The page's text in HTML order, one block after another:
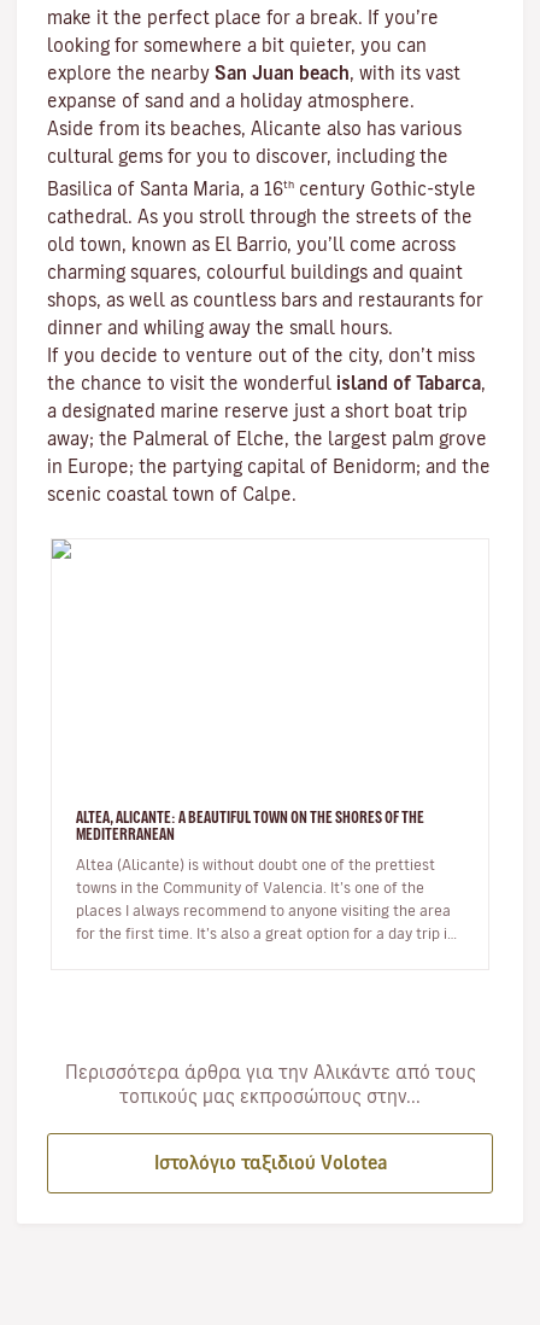
make it the perfect place for a break. If you’re
looking for somewhere a bit quieter, you can
explore the nearby San Juan beach, with its vast
expanse of sand and a holiday atmosphere.
Aside from its beaches, Alicante also has various
cultural gems for you to discover, including the
Basilica of Santa Maria, a 16th century Gothic-style
cathedral. As you stroll through the streets of the
old town, known as El Barrio, you’ll come across
charming squares, colourful buildings and quaint
shops, as well as countless bars and restaurants for
dinner and whiling away the small hours.
If you decide to venture out of the city, don’t miss
the chance to visit the wonderful island of Tabarca,
a designated marine reserve just a short boat trip
away; the Palmeral of Elche, the largest palm grove
in Europe; the partying capital of Benidorm; and the
scenic coastal town of Calpe.
ALTEA, ALICANTE: A BEAUTIFUL TOWN ON THE SHORES OF THE
MEDITERRANEAN
Altea (Alicante) is without doubt one of the prettiest
towns in the Community of Valencia. It’s one of the
places I always recommend to anyone visiting the area
for the first time. It’s also a great option for a day trip if
Περισσότερα άρθρα για την Αλικάντε από τους
τοπικούς μας εκπροσώπους στην...
Ιστολόγιο ταξιδιού Volotea